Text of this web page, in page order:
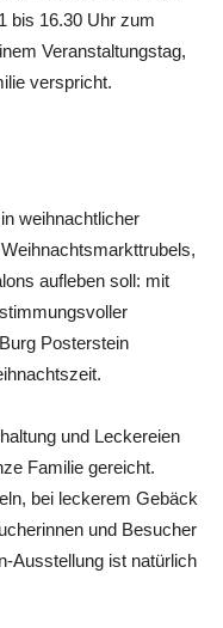
bis 16.30 Uhr zum
Veranstaltungstag,
verspricht.
weihnachtlicher
aufleben soll: mit
Posterstein
und Leckereien
Familie gereicht.
bei leckerem Gebäck
und Besucher
Ausstellung ist natürlich